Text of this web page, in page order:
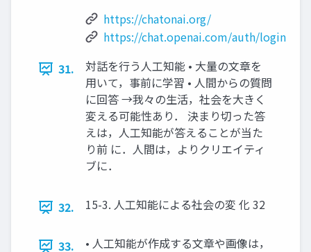
https://chatonai.org/
https://chat.openai.com/auth/login
31.
対話を行う人工知能 • 大量の文章を
用いて，事前に学習 • 人間からの質問
に回答 →我々の生活，社会を大きく
変える可能性あり． 決まり切った答
えは，人工知能が答えることが当た
り前 に．人間は，よりクリエイティ
ブに．
32. 15-3. 人工知能による社会の変 化 32
33.
• 人工知能が作成する文章や画像は，